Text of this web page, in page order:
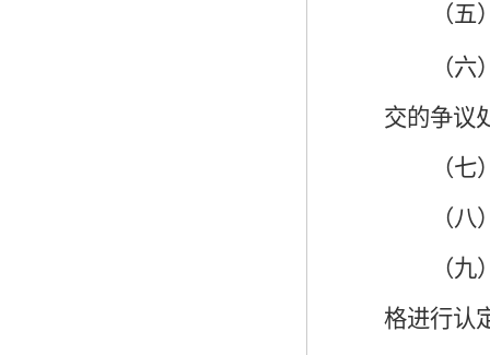
（五
（六
交的争议
（七
（
（
格进行认